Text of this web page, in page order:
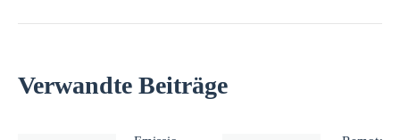
Verwandte Beiträge